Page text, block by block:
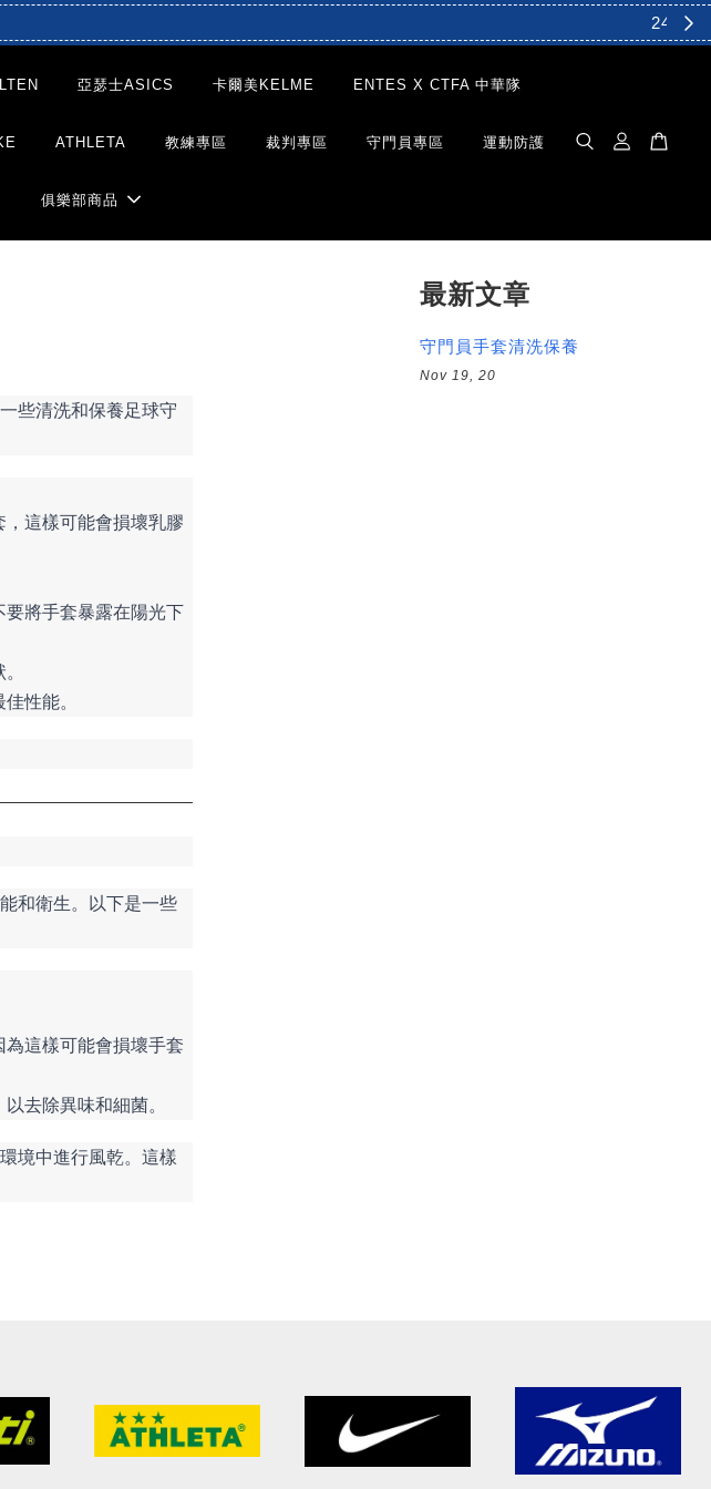
亞瑟士ASICS 卡爾美KELME ENTES X CTFA 中華隊
ATHLETA 教練專區 裁判專區 守門員專區 運動防護
俱樂部商品
些清洗和保養足球守
這樣可能會損壞乳膠
將手套暴露在陽光下
性能。
和衛生。以下是一些
這樣可能會損壞手套
去除異味和細菌。
境中進行風乾。這樣
最新文章
守門員手套清洗保養
Nov 19, 20